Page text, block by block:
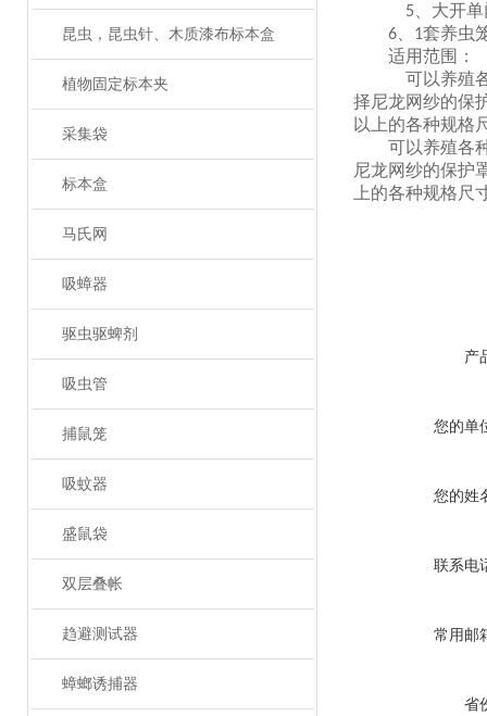
昆虫，昆虫针、木质漆布标本盒
植物固定标本夹
采集袋
标本盒
马氏网
吸蟑器
驱虫驱蜱剂
吸虫管
捕鼠笼
吸蚊器
盛鼠袋
双层叠帐
趋避测试器
蟑螂诱捕器
5 、大开
6 1套养虫
适用范围：
可以养殖
择尼龙网纱的保
以上的各种规格
可以养殖各
尼龙网纱的保护
上的各种规格尺
产
您的单
您的姓
联系电
常用邮
省